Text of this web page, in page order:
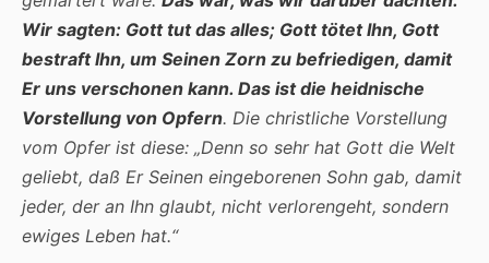
Wir sagten: Gott tut das alles; Gott tötet Ihn, Gott
bestraft Ihn, um Seinen Zorn zu befriedigen, damit
Er uns verschonen kann. Das ist die heidnische
Vorstellung von Opfern. Die christliche Vorstellung
vom Opfer ist diese: „Denn so sehr hat Gott die Welt
geliebt, daß Er Seinen eingeborenen Sohn gab, damit
jeder, der an Ihn glaubt, nicht verlorengeht, sondern
ewiges Leben hat.“